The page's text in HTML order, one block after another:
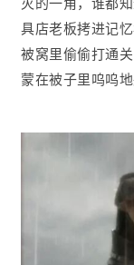
灭的一角，谁都
具店老板拷进记
被窝里偷偷打通
蒙在被子里呜呜